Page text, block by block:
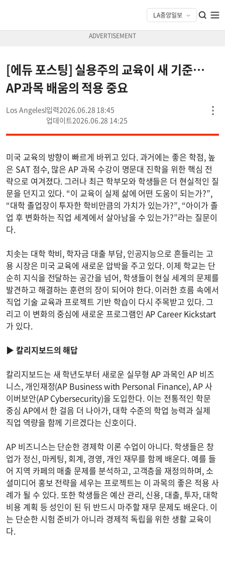
[에듀 포스팅] 실용주의 교육이 새 기준…
AP과목 배움의 적용 중요
Los Angeles
2026.06.28 18:45
2026.06.28 14:25
미국 교육의 방향이 빠르게 바뀌고 있다. 과거에는 좋은 학점, 높
은 SAT 점수, 많은 AP 과목 수강이 명문대 진학을 위한 핵심 전
략으로 여겨졌다. 그러나 최근 학부모와 학생들은 더 현실적인 질
문을 던지고 있다. “이 교육이 실제 삶에 어떤 도움이 되는가?”,
“대학 졸업장이 투자한 학비만큼의 가치가 있는가?”, “아이가 졸
업 후 변화하는 직업 세계에서 살아남을 수 있는가?”라는 질문이
다.
치솟는 대학 학비, 학자금 대출 부담, 인공지능으로 흔들리는 고
용 시장은 미국 교육에 새로운 압박을 주고 있다. 이제 학교는 단
순히 지식을 전달하는 공간을 넘어, 학생들이 현실 세계의 문제를
발견하고 해결하는 훈련의 장이 되어야 한다. 이러한 흐름 속에서
직업 기술 교육과 프로젝트 기반 학습이 다시 주목받고 있다. 그
리고 이 변화의 중심에 새로운 프로그램인 AP Career Kickstart
가 있다.
▶ 칼리지보드의 해답
칼리지보드는 새 학년도부터 새로운 실무형 AP 과목인 AP 비즈
니스, 개인재정(AP Business with Personal Finance), AP 사
이버보안(AP Cybersecurity)을 도입한다. 이는 전통적인 학문
중심 AP에서 한 걸음 더 나아가, 대학 수준의 학업 능력과 실제
직업 역량을 함께 기르겠다는 신호이다.
AP 비즈니스는 단순한 경제학 이론 수업이 아니다. 학생들은 창
업가 정신, 마케팅, 회계, 경영, 개인 재무를 함께 배운다. 예를 들
어 지역 카페의 매출 문제를 분석하고, 고객층을 재정의하며, 소
셜미디어 홍보 전략을 세우는 프로젝트는 이 과목의 좋은 적용 사
례가 될 수 있다. 또한 학생들은 예산 관리, 신용, 대출, 투자, 대학
비용 계획 등 성인이 된 뒤 반드시 마주할 재무 문제도 배운다. 이
는 단순한 시험 준비가 아니라 경제적 독립을 위한 생활 교육이
다.